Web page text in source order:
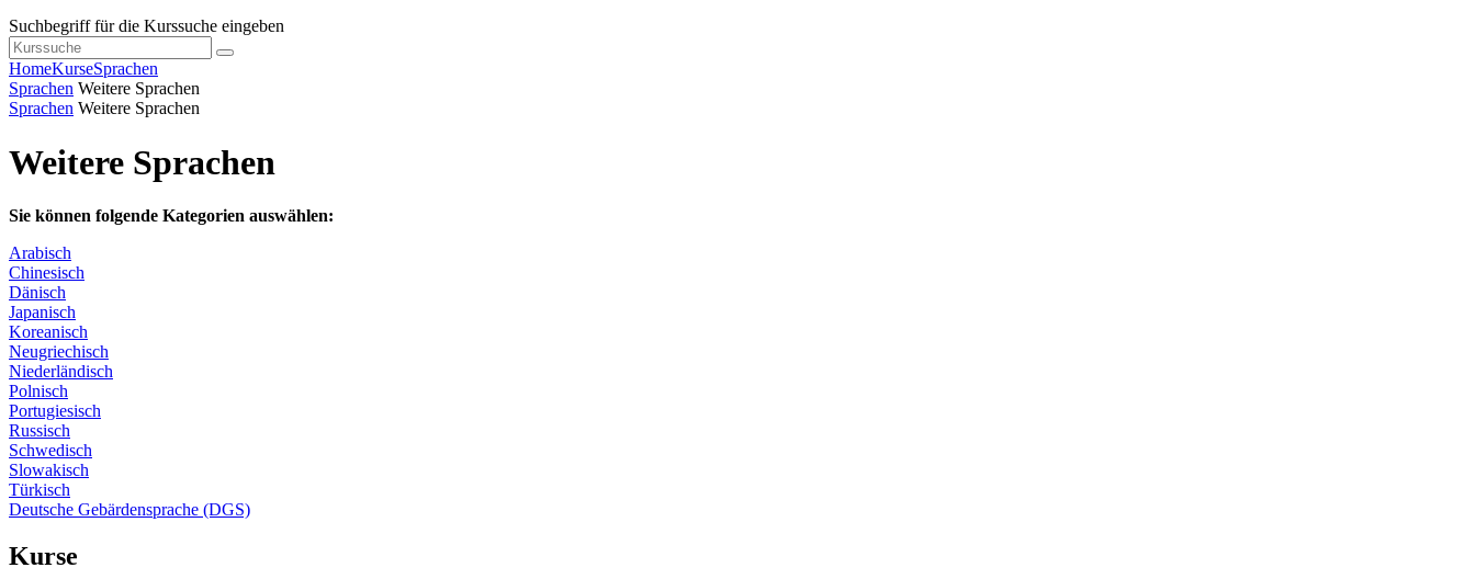
Suchbegriff für die Kurssuche eingeben
HomeKurseSprachen
Sprachen Weitere Sprachen
Sprachen Weitere Sprachen
Weitere Sprachen
Sie können folgende Kategorien auswählen:
Arabisch
Chinesisch
Dänisch
Japanisch
Koreanisch
Neugriechisch
Niederländisch
Polnisch
Portugiesisch
Russisch
Schwedisch
Slowakisch
Türkisch
Deutsche Gebärdensprache (DGS)
Kurse